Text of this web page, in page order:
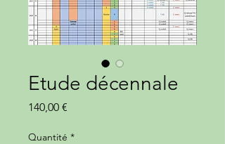
Etude décennale
140,00 €
Quantité *